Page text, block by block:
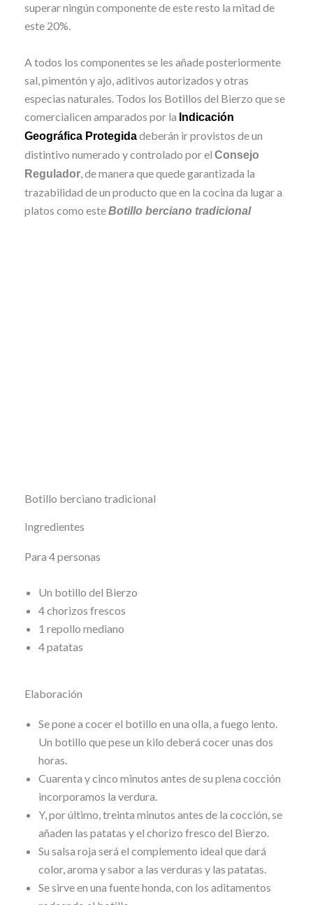
superar ningún componente de este resto la mitad de
este 20%.
A todos los componentes se les añade posteriormente
sal, pimentón y ajo, aditivos autorizados y otras
especias naturales. Todos los Botillos del Bierzo que se
comercialicen amparados por la Indicación
Geográfica Protegidadeberán ir provistos de un
distintivo numerado y controlado por el Consejo
Regulador, de manera que quede garantizada la
trazabilidad de un producto que en la cocina da lugar a
platos como esteBotillo berciano tradicional
Botillo berciano tradicional
Ingredientes
Para 4 personas
Un botillo del Bierzo
4 chorizos frescos
1 repollo mediano
4 patatas
Elaboración
Se pone a cocer el botillo en una olla, a fuego lento.
Un botillo que pese un kilo deberá cocer unas dos
horas.
Cuarenta y cinco minutos antes de su plena cocción
incorporamos la verdura.
Y, por último, treinta minutos antes de la cocción, se
añaden las patatas y el chorizo fresco del Bierzo.
Su salsa roja será el complemento ideal que dará
color, aroma y sabor a las verduras y las patatas.
Se sirve en una fuente honda, con los aditamentos